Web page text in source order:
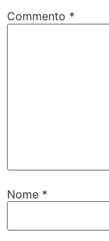
Commento *
Nome *